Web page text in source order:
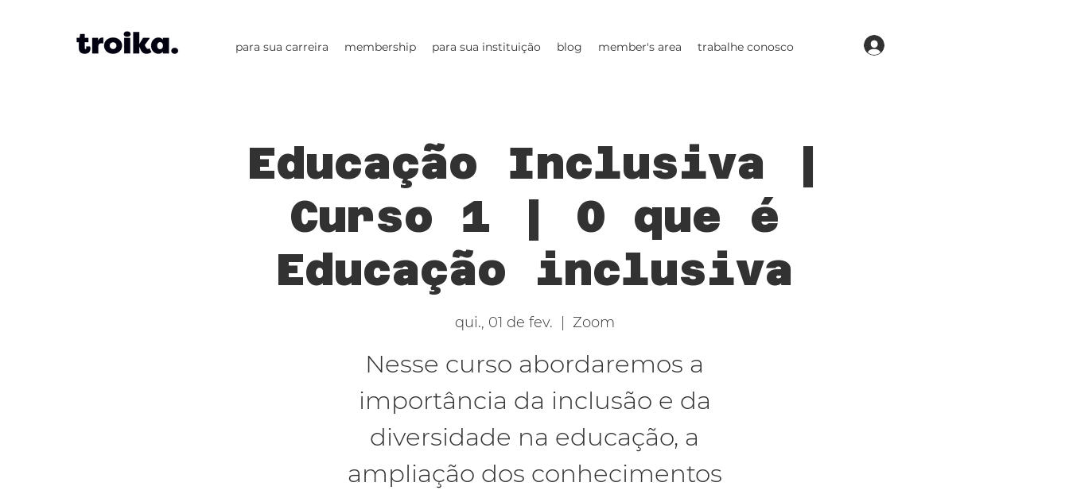
para sua carreira membership para sua instituição blog member's area trabalhe conosco
Educação Inclusiva |
Curso 1 | O que é
Educação inclusiva
qui., 01 de fev. Zoom
Nesse curso abordaremos a
importância da inclusão e da
diversidade na educação, a
ampliação dos conhecimentos